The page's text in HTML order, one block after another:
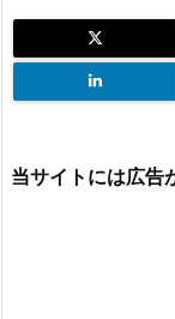
当サイトには広告